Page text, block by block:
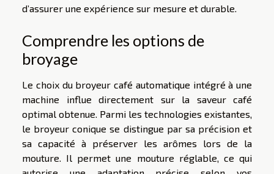
d’assurer une expérience sur mesure et durable.
Comprendre les options de
broyage
Le choix du broyeur café automatique intégré à une
machine influe directement sur la saveur café
optimal obtenue. Parmi les technologies existantes,
le broyeur conique se distingue par sa précision et
sa capacité à préserver les arômes lors de la
mouture. Il permet une mouture réglable, ce qui